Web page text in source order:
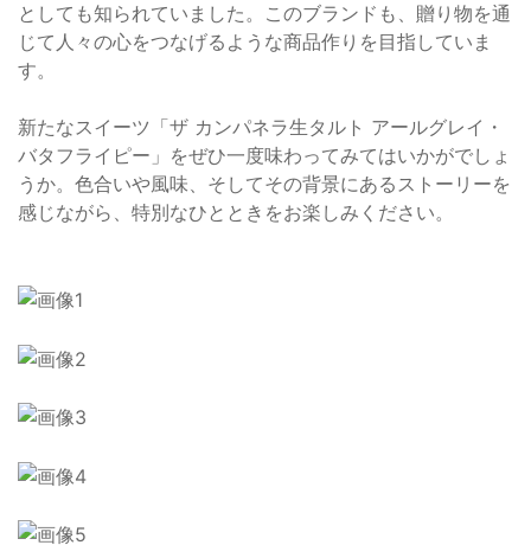
としても知られていました。このブランドも、贈り物を通
じて人々の心をつなげるような商品作りを目指していま
す。
新たなスイーツ「ザ カンパネラ生タルト アールグレイ・
バタフライピー」をぜひ一度味わってみてはいかがでしょ
うか。色合いや風味、そしてその背景にあるストーリーを
感じながら、特別なひとときをお楽しみください。